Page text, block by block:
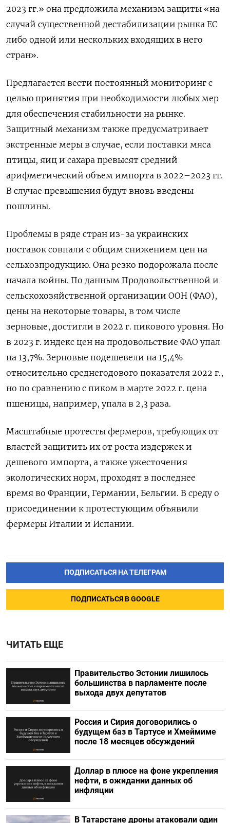
2023 гг.» она предложила механизм защиты «на
случай существенной дестабилизации рынка ЕС
либо одной или нескольких входящих в него
стран».
Предлагается вести постоянный мониторинг с
целью принятия при необходимости любых мер
для обеспечения стабильности на рынке.
Защитный механизм также предусматривает
экстренные меры в случае, если поставки мяса
птицы, яиц и сахара превысят средний
арифметический объем импорта в 2022–2023 гг.
В случае превышения будут вновь введены
пошлины.
Проблемы в ряде стран из-за украинских
поставок совпали с общим снижением цен на
сельхозпродукцию. Она резко подорожала после
начала войны. По данным Продовольственной и
сельскохозяйственной организации ООН (ФАО),
цены на некоторые товары, в том числе
зерновые, достигли в 2022 г. пикового уровня. Но
в 2023 г. индекс цен на продовольствие ФАО упал
на 13,7%. Зерновые подешевели на 15,4%
относительно среднегодового показателя 2022 г.,
но по сравнению с пиком в марте 2022 г. цена
пшеницы, например, упала в 2,3 раза.
Масштабные протесты фермеров, требующих от
властей защитить их от роста издержек и
дешевого импорта, а также ужесточения
экологических норм, проходят в последнее
время во Франции, Германии, Бельгии. В среду о
присоединении к протестующим объявили
фермеры Италии и Испании.
ПОДПИСАТЬСЯ НА ТЕЛЕГРАМ
ПОДПИСАТЬСЯ В GOOGLE
ЧИТАТЬ ЕЩЕ
Правительство Эстонии лишилось
большинства в парламенте после
выхода двух депутатов
Россия и Сирия договорились о
будущем баз в Тартусе и Хмеймиме
после 18 месяцев обсуждений
Доллар в плюсе на фоне укрепления
нефти, в ожидании данных об
инфляции
В Татарстане дроны атаковали один